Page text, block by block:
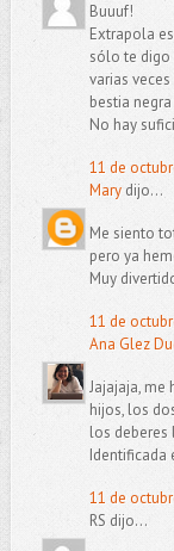
Buuuf!
Extrapola
sólo te digo
varias
bestia
No hay
11 de
Marydijo...
Me siento
pero ya
Muy
11 de
Ana Glez
Jajajaja, me
hijos, los
los deberes
Identificada
11 de
RS dijo...